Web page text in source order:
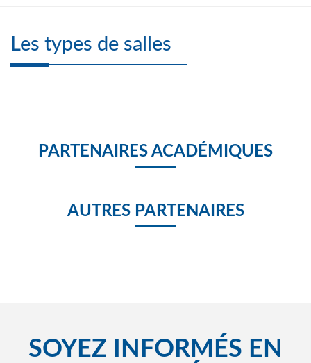
Les types de salles
PARTENAIRES ACADÉMIQUES
AUTRES PARTENAIRES
SOYEZ INFORMÉS EN